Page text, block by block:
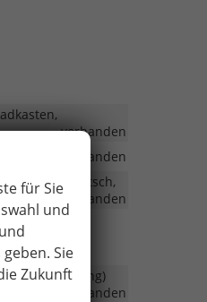
vorhanden
vorhanden
in Deutsch,
vorhanden
vorhanden
für Sie
und
Sie
Zukunft